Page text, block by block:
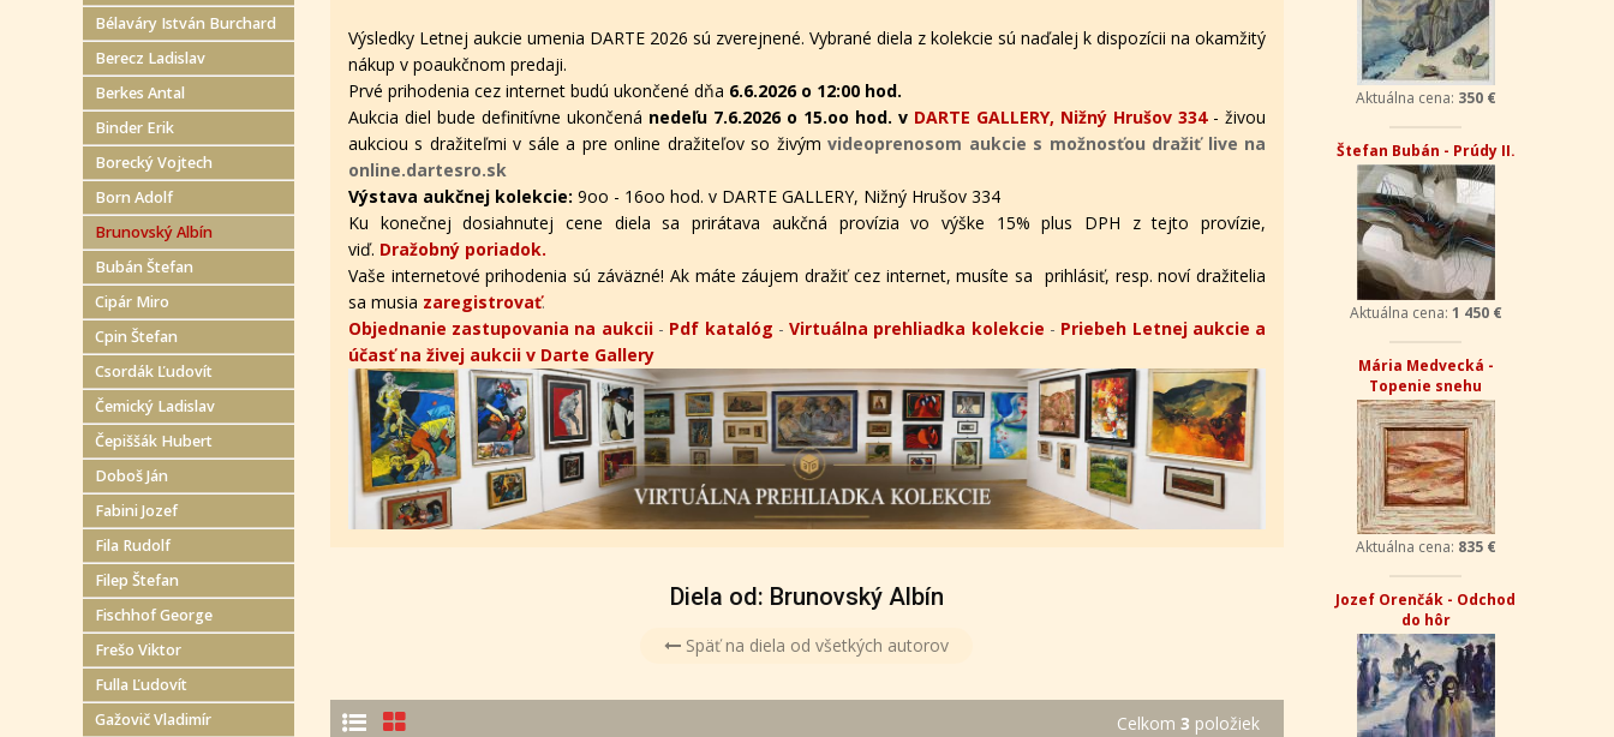
Bélaváry István Burchard
Berecz Ladislav
Berkes Antal
Binder Erik
Borecký Vojtech
Born Adolf
Brunovský Albín
Bubán Štefan
Cipár Miro
Cpin Štefan
Csordák Ľudovít
Čemický Ladislav
Čepiššák Hubert
Doboš Ján
Fabini Jozef
Fila Rudolf
Filep Štefan
Fischhof George
Frešo Viktor
Fulla Ľudovít
Gažovič Vladimír
Výsledky Letnej aukcie umenia DARTE 2026 sú zverejnené. Vybrané diela z kolekcie sú naďalej k dispozícii na okamžitý
nákup v poaukčnom predaji.
Prvé prihodenia cez internet budú ukončené dňa 6.6.2026 o 12:00 hod.
Aukcia diel bude definitívne ukončená nedeľu 7.6.2026 o 15.oo hod. v DARTE GALLERY, Nižný Hrušov 334 - živou
aukciou s dražiteľmi v sále a pre online dražiteľov so živým videoprenosom aukcie s možnosťou dražiť live na
online.dartesro.sk
Výstava aukčnej kolekcie: 9oo - 16oo hod. v DARTE GALLERY, Nižný Hrušov 334
Ku konečnej dosiahnutej cene diela sa prirátava aukčná provízia vo výške 15% plus DPH z tejto provízie,
viď. Dražobný poriadok.
Vaše internetové prihodenia sú záväzné! Ak máte záujem dražiť cez internet, musíte sa prihlásiť, resp. noví dražitelia
sa musia zaregistrovať.
Objednanie zastupovania na aukcii- Pdf katalóg -Virtuálna prehliadka kolekcie - Priebeh Letnej aukcie a
účasť na živej aukcii v Darte Gallery
Diela od: Brunovský Albín
Späť na diela od všetkých autorov
Celkom3 položiek
Aktuálna cena: 350 €
Štefan Bubán - Prúdy II.
Aktuálna cena: 1 450 €
Mária Medvecká -
Topenie snehu
Aktuálna cena: 835 €
Jozef Orenčák - Odchod
do hôr